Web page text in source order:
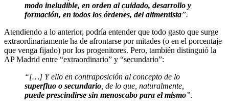
modo ineludible, en orden al cuidado, desarrollo y
formación, en todos los órdenes, del alimentista”.
Atendiendo a lo anterior, podría entender que todo gasto que surge
extraordinariamente ha de afrontarse por mitades (o en el porcentaje
que venga fijado) por los progenitores. Pero, también distinguió la
AP Madrid entre “extraordinario” y “secundario”:
“[…] Y ello en contraposición al concepto de lo
superfluo o secundario , de lo que, naturalmente,
puede prescindirse sin menoscabo para el mismo”.